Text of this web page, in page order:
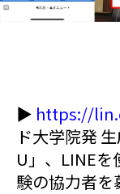
▶ https://
ド大学院発
U」、LINEを
験の協力者を